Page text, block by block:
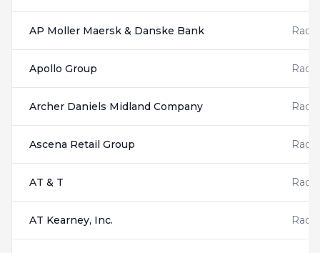
AP Moller Maersk & Danske Bank
Apollo Group
Archer Daniels Midland Company
Ascena Retail Group
AT & T
AT Kearney, Inc.